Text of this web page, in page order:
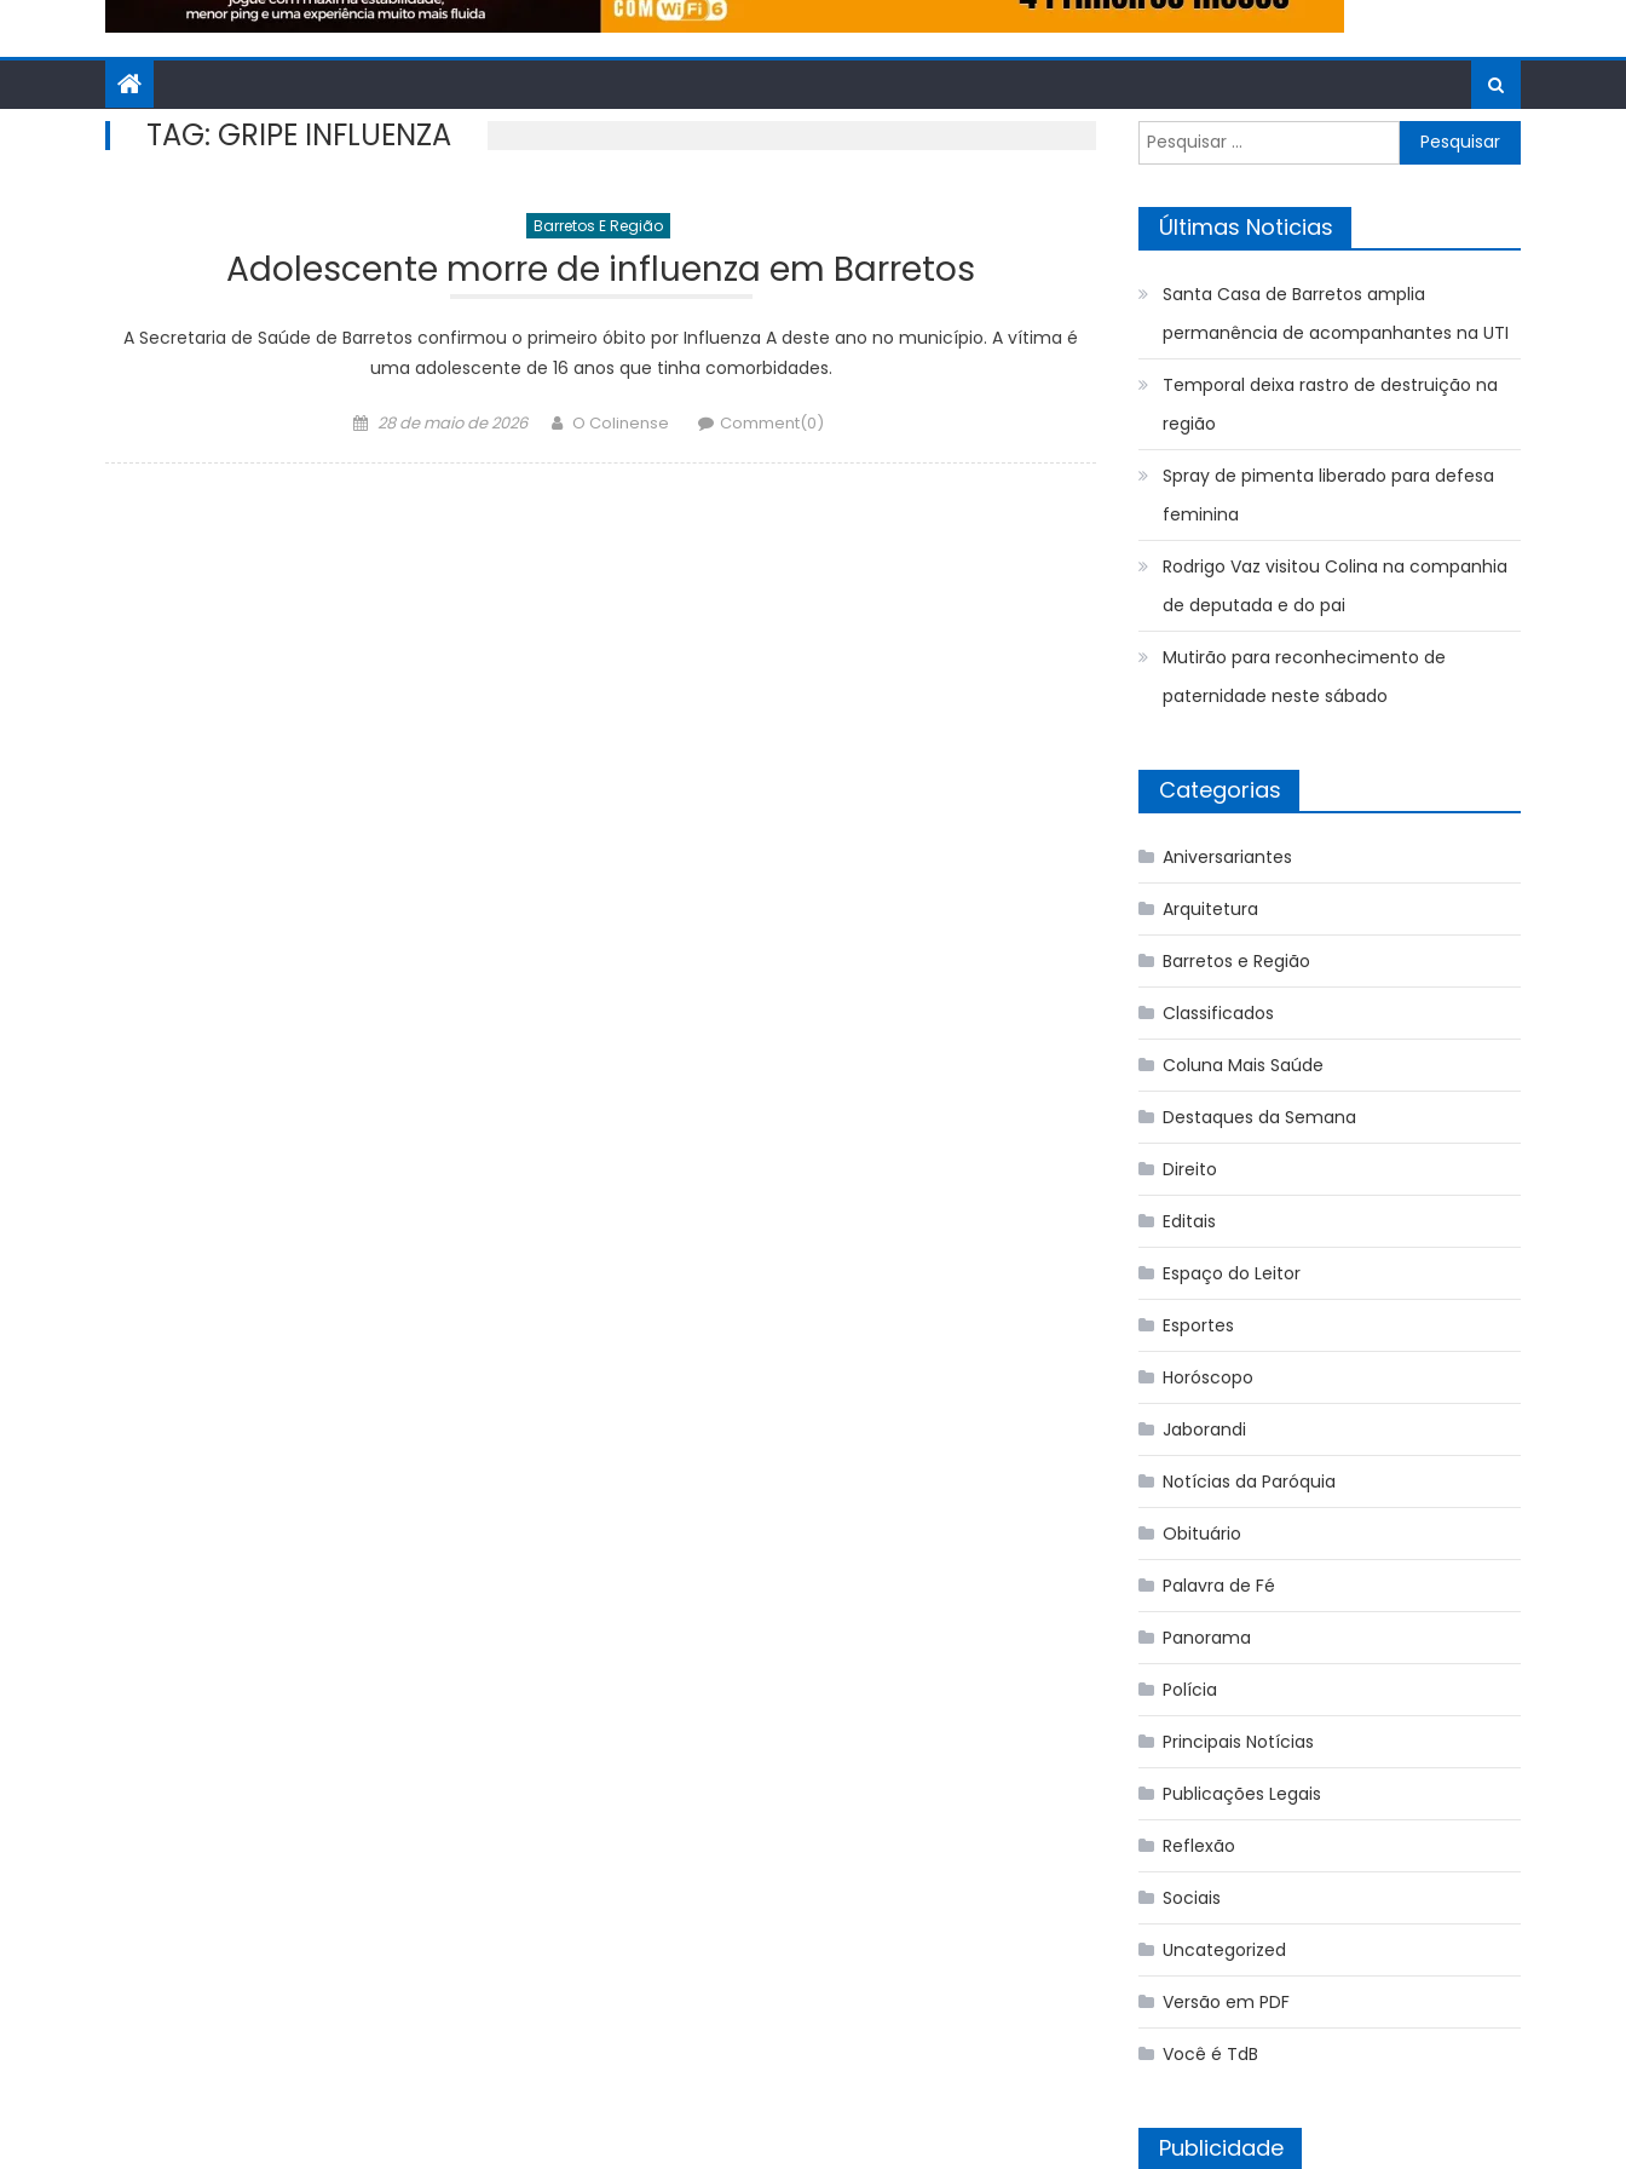
TAG: GRIPE INFLUENZA
Barretos E Região
Adolescente morre de influenza em Barretos
A Secretaria de Saúde de Barretos confirmou o primeiro óbito por Influenza A deste ano no município. A vítima é
uma adolescente de 16 anos que tinha comorbidades.
Posted
28 de maio de 2026 Author
O Colinense Comment(0)
Pesquisar
por:
Últimas Noticias
Santa Casa de Barretos amplia
permanência de acompanhantes na UTI
Temporal deixa rastro de destruição na
região
Spray de pimenta liberado para defesa
feminina
Rodrigo Vaz visitou Colina na companhia
de deputada e do pai
Mutirão para reconhecimento de
paternidade neste sábado
Categorias
Aniversariantes
Arquitetura
Barretos e Região
Classificados
Coluna Mais Saúde
Destaques da Semana
Direito
Editais
Espaço do Leitor
Esportes
Horóscopo
Jaborandi
Notícias da Paróquia
Obituário
Palavra de Fé
Panorama
Polícia
Principais Notícias
Publicações Legais
Reflexão
Sociais
Uncategorized
Versão em PDF
Você é TdB
Publicidade